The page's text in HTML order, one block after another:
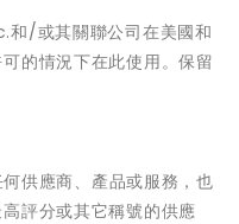
/或其關聯公司在美國和
的情況下在此使用。保留
供應商、產品或服務，也
評分或其它稱號的供應